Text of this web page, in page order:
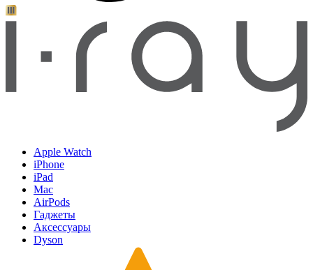
Apple Watch
iPhone
iPad
Mac
AirPods
Гаджеты
Аксессуары
Dyson